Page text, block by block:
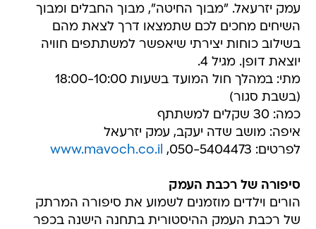
עמק יזרעאל. "מבוך החיטה", מבוך החבלים ומבוך
השיחים מחכים לכם שתמצאו דרך לצאת מהם
בשילוב כוחות יצירתי שיאפשר למשתתפים חוויה
יוצאת דופן. מגיל 4.
מתי: במהלך חול המועד בשעות 18:00-10:00
(בשבת סגור)
כמה: 30 שקלים למשתתף
איפה: מושב שדה יעקב, עמק יזרעאל
לפרטים: 050-5404473,
www.mavoch.co.il
סיפורה של רכבת העמק
הורים וילדים מוזמנים לשמוע את סיפורה המרתק
של רכבת העמק ההיסטורית בתחנה הישנה בכפר